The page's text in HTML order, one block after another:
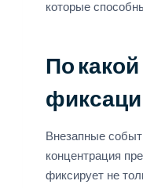
которые
По
Внезапные
концентрация
фиксирует не